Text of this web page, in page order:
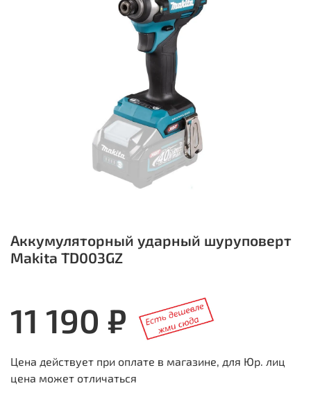
Аккумуляторный ударный шуруповерт
Makita TD003GZ
11 190 ₽